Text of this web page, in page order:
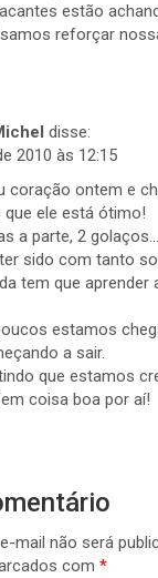
estão
reforçar
disse:
2010 às 12:15
coração ontem e
ele está ótimo!
a parte, 2
sido com tanto
tem que aprender
estamos
a sair.
que estamos
coisa boa por aí!
mail não será
com *